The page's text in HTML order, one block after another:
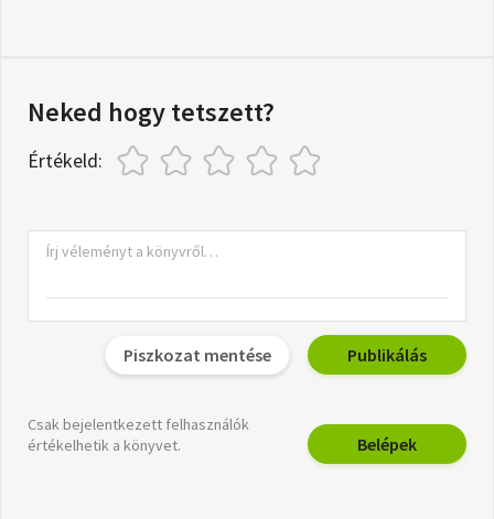
Neked hogy tetszett?
Értékeld:
Piszkozat mentése Publikálás
Csak bejelentkezett felhasználók
értékelhetik a könyvet.
Belépek